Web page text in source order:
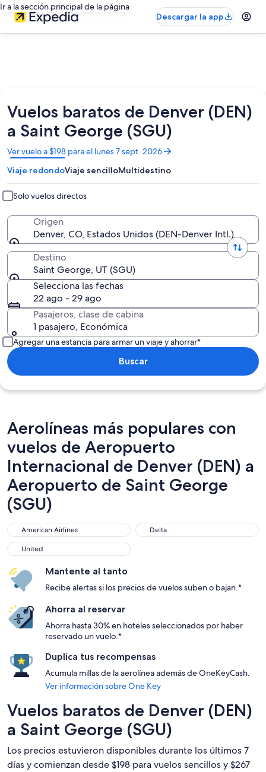
Ir a la sección principal de la página
Descargar la app
Vuelos baratos de Denver (DEN)
a Saint George (SGU)
Ver vuelo a $198 para el lunes 7 sept. 2026
Se
abrirá
en
una
nueva
ventana
Viaje redondoViaje sencilloMultidestino
Solo vuelos directos
Origen
Denver, CO, Estados Unidos (DEN-Denver Intl.)
Destino
Saint George, UT (SGU)
Selecciona las fechas
22 ago - 29 ago
Pasajeros, clase de cabina
1 pasajero, Económica
Agregar una estancia para armar un viaje y ahorrar*
Buscar
Aerolíneas más populares con
vuelos de Aeropuerto
Internacional de Denver (DEN) a
Aeropuerto de Saint George
(SGU)
American Airlines
American Airlines Delta
Delta
United
United
Mantente al tanto
Recibe alertas si los precios de vuelos suben o bajan.*
Ahorra al reservar
Ahorra hasta 30% en hoteles seleccionados por haber
reservado un vuelo.*
Duplica tus recompensas
Acumula millas de la aerolínea además de OneKeyCash.
Ver información sobre One Key
Vuelos baratos de Denver (DEN)
a Saint George (SGU)
Los precios estuvieron disponibles durante los últimos 7
días y comienzan desde $198 para vuelos sencillos y $267